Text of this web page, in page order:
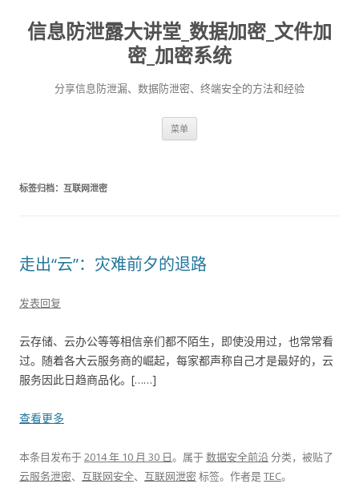
信息防泄露大讲堂_数据加密_文件加
密_加密系统
分享信息防泄漏、数据防泄密、终端安全的方法和经验
菜单
标签归档： 互联网泄密
走出“云”：灾难前夕的退路
发表回复
云存储、云办公等等相信亲们都不陌生，即使没用过，也常常看
过。随着各大云服务商的崛起，每家都声称自己才是最好的，云
服务因此日趋商品化。[……]
查看更多
本条目发布于2014 年 10 月 30 日。属于数据安全前沿分类，被贴了
云服务泄密、 互联网安全、 互联网泄密标签。 作者是TEC。